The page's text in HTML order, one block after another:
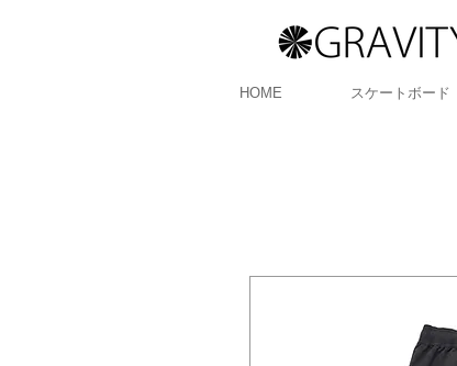
HOME スケートボード